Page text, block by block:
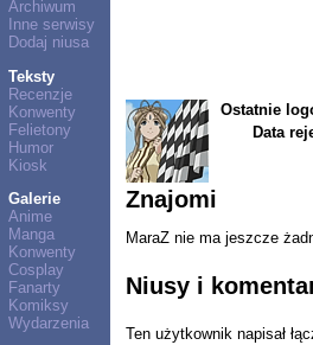
Archiwum
Inne serwisy
Dodaj niusa
Teksty
Recenzje
Konwenty
Felietony
Humor
Kiosk
Galerie
Anime
Manga
Konwenty
Cosplay
Fanarty
Komiksy
Wydarzenia
Ostatnie
Data
Znajomi
MaraZ nie ma jeszcze
Niusy i
Ten użytkownik napisał